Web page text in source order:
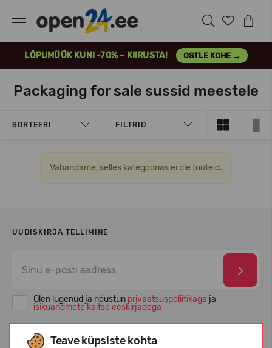
LÕPUMÜÜK KUNI -70% – KIIRUSTA! OSTLE KOHE →
Teave küpsiste kohta
Packaging for sale sussid meestele
SORTEERI FILTRID
Vabandame, selles kategoorias ei ole tooteid.
UUDISKIRJA TELLIMINE
Olen lugenud ja nõustun privaatsuspoliitikaga ja
isikuandmete kaitse eeskirjadega